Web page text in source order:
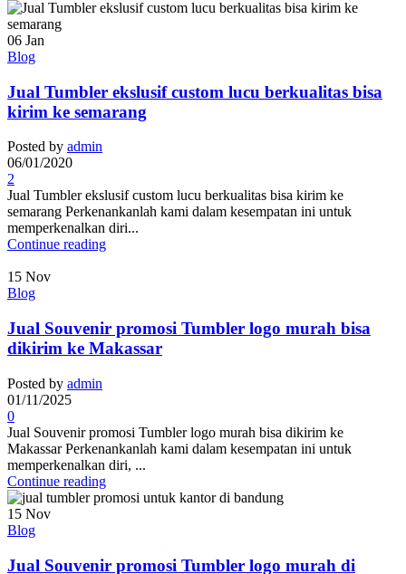
06 Jan
Blog
Jual Tumbler ekslusif custom lucu berkualitas bisa
kirim ke semarang
Posted by admin
06/01/2020
2
Jual Tumbler ekslusif custom lucu berkualitas bisa kirim ke
semarang Perkenankanlah kami dalam kesempatan ini untuk
memperkenalkan diri...
Continue reading
15 Nov
Blog
Jual Souvenir promosi Tumbler logo murah bisa
dikirim ke Makassar
Posted by admin
01/11/2025
0
Jual Souvenir promosi Tumbler logo murah bisa dikirim ke
Makassar Perkenankanlah kami dalam kesempatan ini untuk
memperkenalkan diri, ...
Continue reading
15 Nov
Blog
Jual Souvenir promosi Tumbler logo murah di